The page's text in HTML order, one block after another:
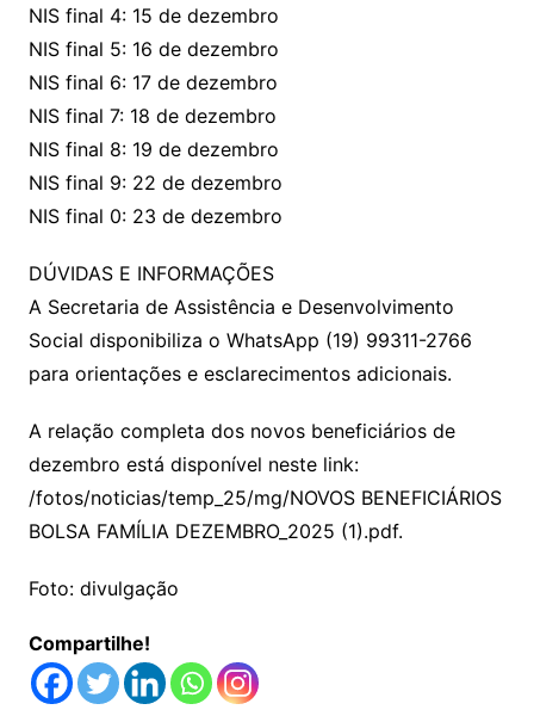
NIS final 4: 15 de dezembro
NIS final 5: 16 de dezembro
NIS final 6: 17 de dezembro
NIS final 7: 18 de dezembro
NIS final 8: 19 de dezembro
NIS final 9: 22 de dezembro
NIS final 0: 23 de dezembro
DÚVIDAS E INFORMAÇÕES
A Secretaria de Assistência e Desenvolvimento
Social disponibiliza o WhatsApp (19) 99311-2766
para orientações e esclarecimentos adicionais.
A relação completa dos novos beneficiários de
dezembro está disponível neste link:
/fotos/noticias/temp_25/mg/NOVOS BENEFICIÁRIOS
BOLSA FAMÍLIA DEZEMBRO_2025 (1).pdf.
Foto: divulgação
Compartilhe!